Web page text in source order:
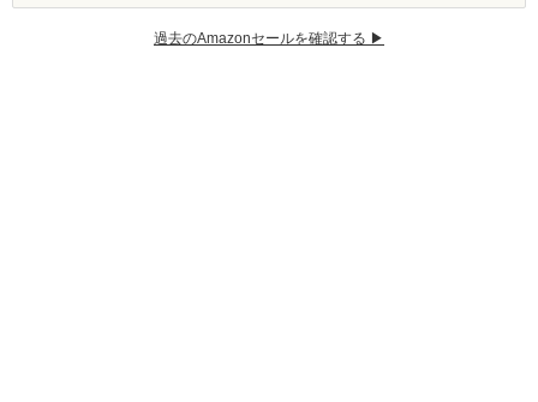
過去のAmazonセールを確認する ▶︎